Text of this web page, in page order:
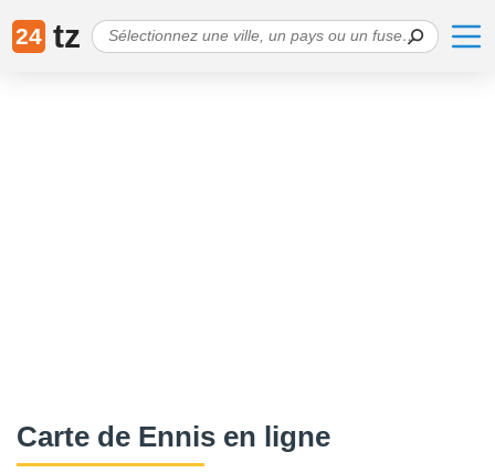
24 tz
Сarte de Ennis en ligne